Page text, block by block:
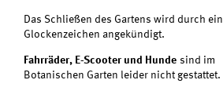
© Uni MS Designservice/Peter Wattendorff
Das Schließen des Gartens wird durch ein
Glockenzeichen angekündigt.
Fahrräder, E-Scooter und Hunde sind im
Botanischen Garten leider nicht gestattet.